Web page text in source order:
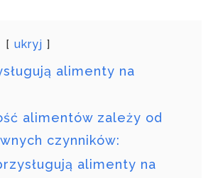
ukryj
alimenty na
alimentów zależy od
czynników:
alimenty na